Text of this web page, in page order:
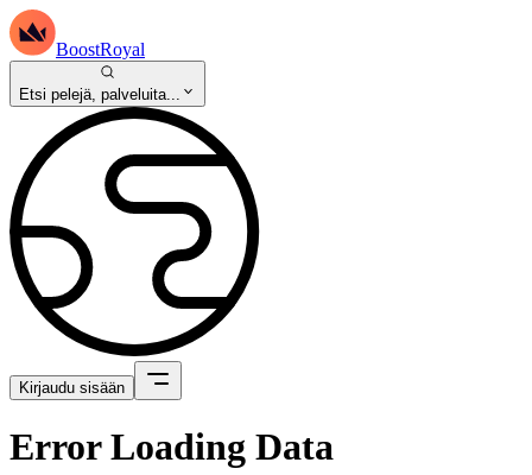
BoostRoyal
Etsi pelejä, palveluita...
Kirjaudu sisään
Error Loading Data